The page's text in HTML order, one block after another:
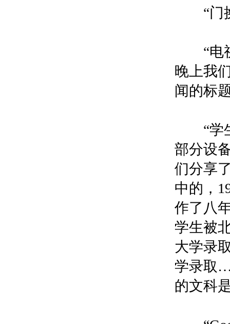
“门
“电视
晚上我
闻的标
“学生
部分设
们分享
中的，
作了八
学生被
大学录
学录取
的文科